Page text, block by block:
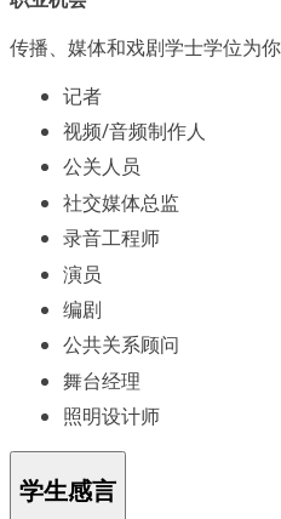
传播、媒体和戏剧学士学位为
记者
视频/音频制作人
公关人员
社交媒体总监
录音工程师
演员
编剧
公共关系顾问
舞台经理
照明设计师
学生感言